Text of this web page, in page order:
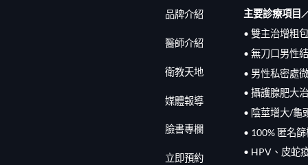
品牌介紹
醫師介紹
衛教天地
媒體報導
臉書專欄
立即預約
主要診療項目
• 雙主治增粗
• 無刀口男性
• 男性私密處
• 攝護腺肥大
• 陰莖增大/龜
• 100% 匿名篩
• HPV、皮蛇